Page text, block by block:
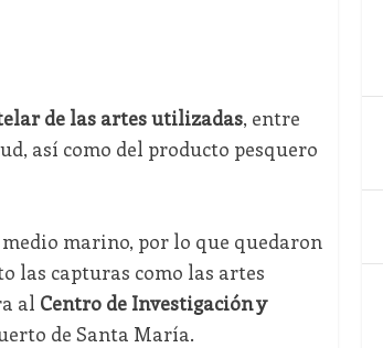
de las artes utilizadas, entre
así como del producto pesquero
marino, por lo que quedaron
las capturas como las artes
al Centro de Investigación y
de Santa María.